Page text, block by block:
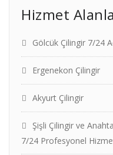
Hizmet
Gölcük Çilingir 7/24
Ergenekon Çilingir
Akyurt Çilingir
Şişli Çilingir ve
7/24 Profesyonel